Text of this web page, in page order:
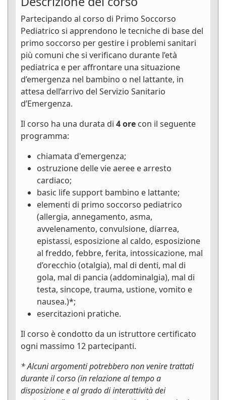
Partecipando al corso di Primo Soccorso
Pediatrico si apprendono le tecniche di base del
primo soccorso per gestire i problemi sanitari
più comuni che si verificano durante l’età
pediatrica e per affrontare una situazione
d’emergenza nel bambino o nel lattante, in
attesa dell’arrivo del Servizio Sanitario
d’Emergenza.
Il corso ha una durata di 4 ore con il seguente
programma:
chiamata d'emergenza;
ostruzione delle vie aeree e arresto
cardiaco;
basic life support bambino e lattante;
elementi di primo soccorso pediatrico
(allergia, annegamento, asma,
avvelenamento, convulsione, diarrea,
epistassi, esposizione al caldo, esposizione
al freddo, febbre, ferita, intossicazione, mal
d’orecchio (otalgia), mal di denti, mal di
gola, mal di pancia (addominalgia), mal di
testa, sincope, trauma, ustione, vomito e
nausea.)*;
esercitazioni pratiche.
Il corso è condotto da un istruttore certificato
ogni massimo 12 partecipanti.
* Alcuni argomenti potrebbero non venire trattati
durante il corso (in relazione al tempo a
disposizione e al grado di interattività dei